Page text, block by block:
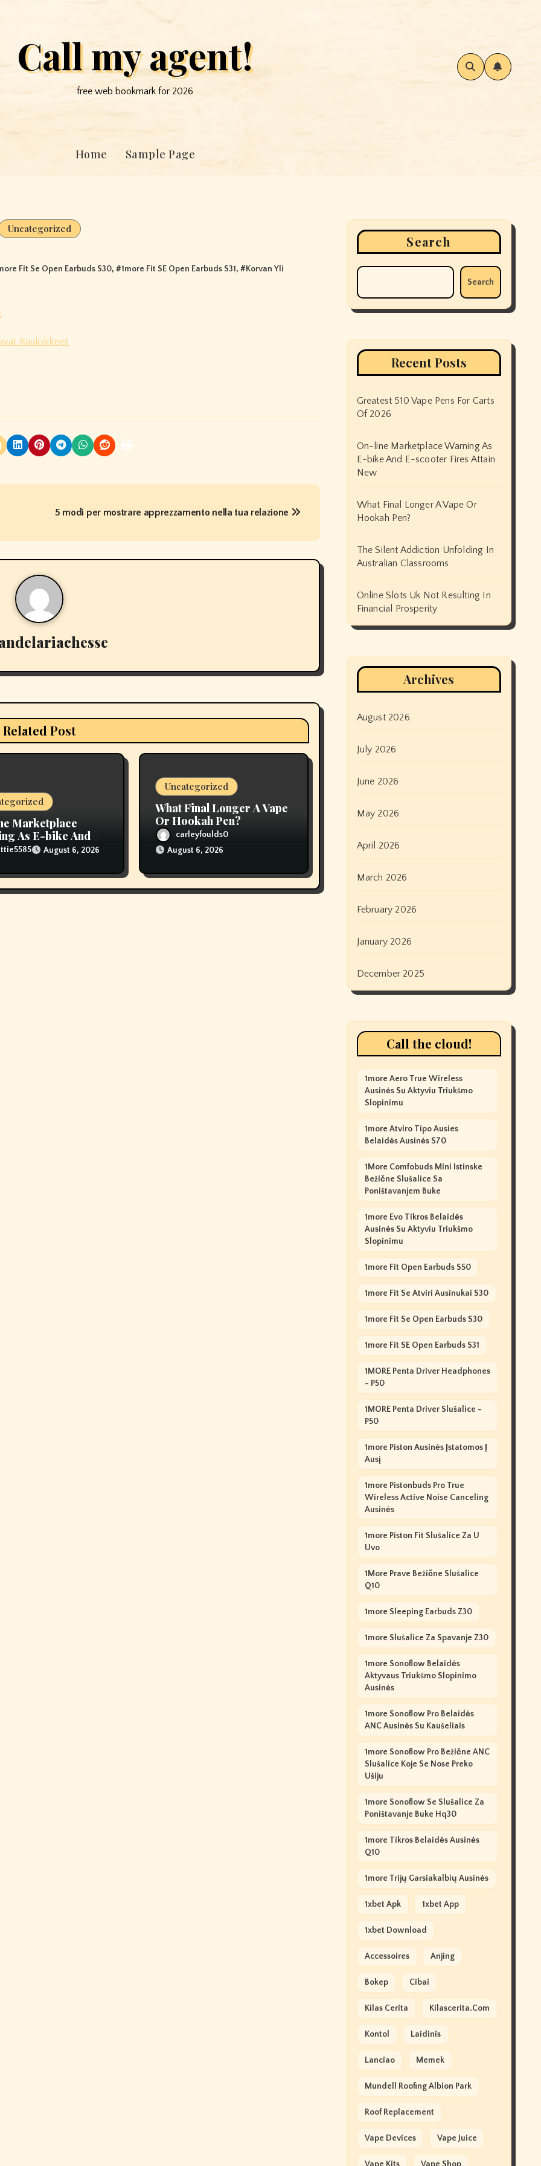
Call my agent!
free web bookmark for 2026
Home Sample Page
Uncategorized
Fit Se Open Earbuds S30, #1more Fit SE Open Earbuds S31, #Korvan Yli
Kuulokkeet
5 modi per mostrare apprezzamento nella tua relazione
Related Post
Marketplace
As E-bike And E-
Fires Attain New
August 6, 2026
Uncategorized
What Final Longer A Vape
Or Hookah Pen?
carleyfoulds0
August 6, 2026
Search
Search
Recent Posts
Greatest 510 Vape Pens For Carts
Of 2026
On-line Marketplace Warning As
E-bike And E-scooter Fires Attain
New
What Final Longer A Vape Or
Hookah Pen?
The Silent Addiction Unfolding In
Australian Classrooms
Online Slots Uk Not Resulting In
Financial Prosperity
Archives
August 2026
July 2026
June 2026
May 2026
April 2026
March 2026
February 2026
January 2026
December 2025
Call the cloud!
1more Aero True Wireless
Ausinės Su Aktyviu Triukšmo
Slopinimu
1more Atviro Tipo Ausies
Belaidės Ausinės S70
1More Comfobuds Mini Istinske
Bežične Slušalice Sa
Poništavanjem Buke
1more Evo Tikros Belaidės
Ausinės Su Aktyviu Triukšmo
Slopinimu
1more Fit Open Earbuds S50
1more Fit Se Atviri Ausinukai S30
1more Fit Se Open Earbuds S30
1more Fit SE Open Earbuds S31
1MORE Penta Driver Headphones
- P50
1MORE Penta Driver Slušalice -
P50
1more Piston Ausinės Įstatomos Į
Ausį
1more Pistonbuds Pro True
Wireless Active Noise Canceling
Ausinės
1more Piston Fit Slušalice Za U
Uvo
1More Prave Bežične Slušalice
Q10
1more Sleeping Earbuds Z30
1more Slušalice Za Spavanje Z30
1more Sonoflow Belaidės
Aktyvaus Triukšmo Slopinimo
Ausinės
1more Sonoflow Pro Belaidės
ANC Ausinės Su Kaušeliais
1more Sonoflow Pro Bežične ANC
Slušalice Koje Se Nose Preko
Ušiju
1more Sonoflow Se Slušalice Za
Poništavanje Buke Hq30
1more Tikros Belaidės Ausinės
Q10
1more Trijų Garsiakalbių Ausinės
1xbet Apk 1xbet App
1xbet Download
Accessoires Anjing
Bokep Cibai
Kilas Cerita Kilascerita.com
Kontol Laidinis
Lanciao Memek
Mundell Roofing Albion Park
Roof Replacement
Vape Devices Vape Juice